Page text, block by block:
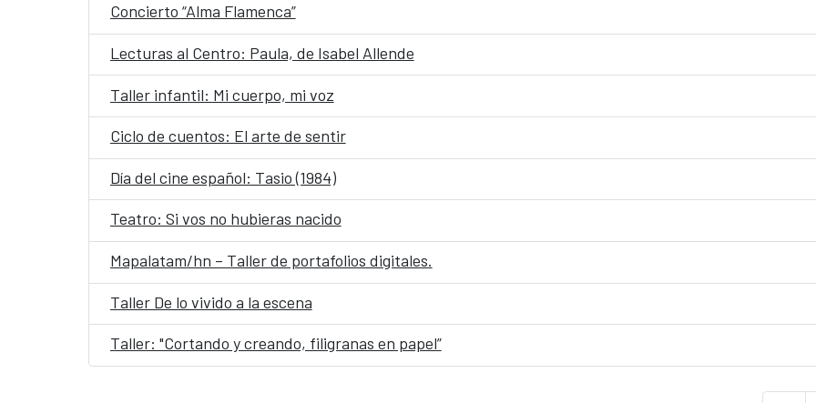
Concierto “Alma Flamenca”
Lecturas al Centro: Paula, de Isabel Allende
Taller infantil: Mi cuerpo, mi voz
Ciclo de cuentos: El arte de sentir
Día del cine español: Tasio (1984)
Teatro: Si vos no hubieras nacido
Mapalatam/hn – Taller de portafolios digitales.
Taller De lo vivido a la escena
Taller: "Cortando y creando, filigranas en papel”